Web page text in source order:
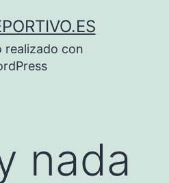
realizado con
nada